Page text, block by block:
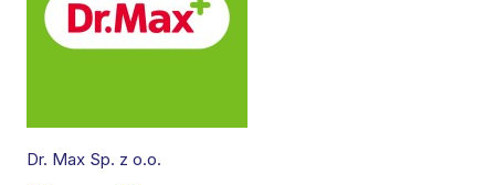
Dr. Max Sp. z o.o.